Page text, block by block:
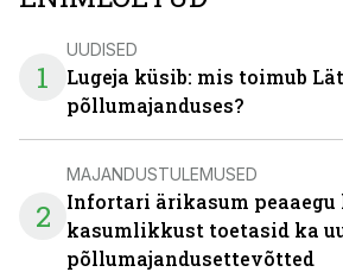
1
UUDISED
Lugeja küsib: mis toimub
põllumajanduses?
2
MAJANDUSTULEMUSED
Infortari ärikasum peaaegu
kasumlikkust toetasid ka
põllumajandusettevõtted